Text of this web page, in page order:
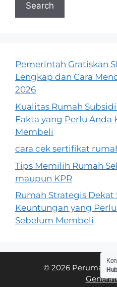
Search
Pemerintah Gratiskan
Lengkap dan Cara
2026
Kualitas Rumah
Fakta yang Perlu Anda
Membeli
cara cek sertifikat
Tips Memilih Rumah
maupun KPR
Rumah Strategis Dekat
Keuntungan yang
Sebelum Membeli
© 2026